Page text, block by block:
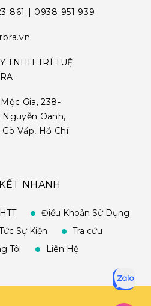
861 | 0938 951 939
TNHH TRÍ TUỆ
Gia, 238-
Nguyễn Oanh,
Vấp, Hồ Chí
NHANH
Điều Khoản Sử Dụng
Sự Kiện
Tra cứu
Tôi
Liên Hệ